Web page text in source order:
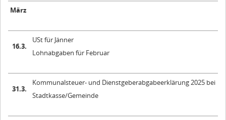
März
16.3.
USt für Jänner
Lohnabgaben für Februar
31.3.
Kommunalsteuer- und Dienstgeberabgabeerklärung 2025 bei
Stadtkasse/Gemeinde